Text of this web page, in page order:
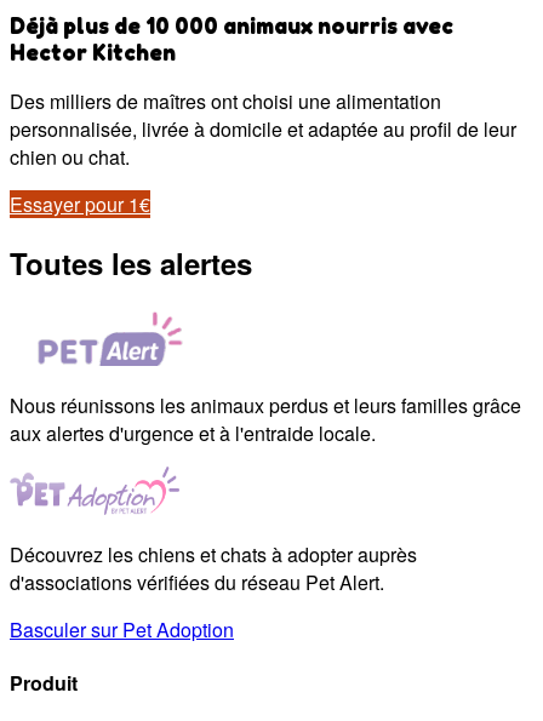
Déjà plus de 10 000 animaux nourris avec
Hector Kitchen
Des milliers de maîtres ont choisi une alimentation
personnalisée, livrée à domicile et adaptée au profil de leur
chien ou chat.
Essayer pour 1€
Toutes les alertes
Nous réunissons les animaux perdus et leurs familles grâce
aux alertes d'urgence et à l'entraide locale.
Découvrez les chiens et chats à adopter auprès
d'associations vérifiées du réseau Pet Alert.
Basculer sur Pet Adoption
Produit